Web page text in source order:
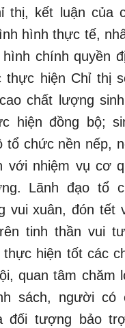
thị, kết luận của
hình thực tế,
hình chính quyền
thực hiện Chỉ thị
chất lượng
hiện đồng bộ;
tổ chức nền nếp,
với nhiệm vụ cơ
Lãnh đạo tổ
vui xuân, đón tết
tinh thần vui
thực hiện tốt các
quan tâm chăm
sách, người có
đối tượng bảo